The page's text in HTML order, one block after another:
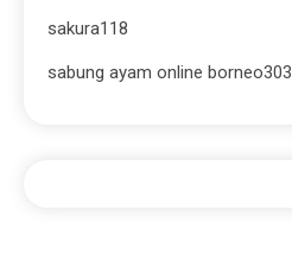
sakura118
sabung ayam online borneo303